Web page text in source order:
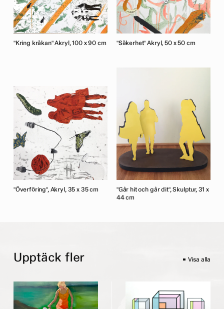
"Kring kråkan" Akryl, 100 x 90 cm "Säkerhet" Akryl, 50 x 50 cm
"Överföring", Akryl, 35 x 35 cm
"Går hit och går dit", Skulptur, 31 x
44 cm
Upptäck fler Visa alla